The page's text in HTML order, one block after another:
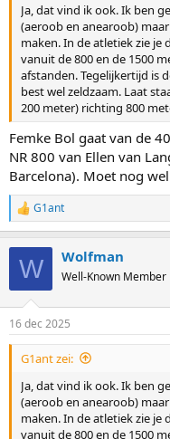
Ja, dat vind ik ook. Ik ben
(aeroob en anearoob)
maken. In de atletiek zie je
vanuit de 800 en de 1500
afstanden. Tegelijkertijd is
best wel zeldzaam. Laat
200 meter) richting 800
Femke Bol gaat van de
NR 800 van Ellen van
Barcelona). Moet nog
R
e
c
s
:
G1ant
W Wolfman
Well-Known Member
16 dec 2025
G1ant zei:
Ja, dat vind ik ook. Ik ben
(aeroob en anearoob)
maken. In de atletiek zie je
vanuit de 800 en de 1500